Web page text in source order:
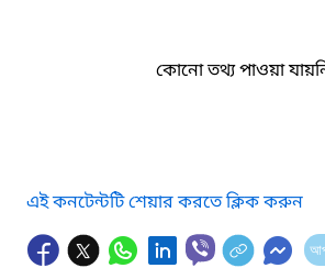
কোনো তথ্য পাওয়া
এই কনটেন্টটি শেয়ার করতে ক্লিক করুন